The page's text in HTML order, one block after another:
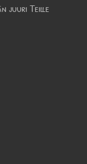
juuri Teille